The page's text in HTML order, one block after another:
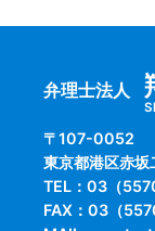
弁理士法人
〒107-0052
東京都港区赤
TEL：03（
FAX：03（